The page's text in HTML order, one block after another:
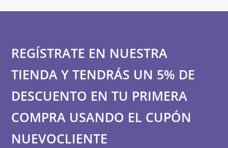
REGÍSTRATE EN NUESTRA
TIENDA Y TENDRÁS UN 5% DE
DESCUENTO EN TU PRIMERA
COMPRA USANDO EL CUPÓN
NUEVOCLIENTE